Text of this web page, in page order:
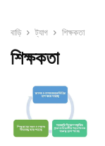
বাড়ি ট্যাগ শিক্ষকতা
শিক্ষকতা